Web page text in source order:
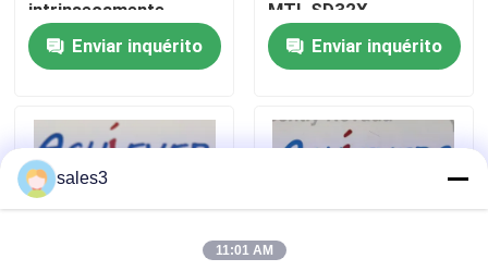
Solicite um orçamento
News
ALLEN BRADLEY PLC Produtos
PEPPERL FUCHS Barreira isolada
intrinsecamente
seguro
Enviar inquérito
MTL SD32X
Enviar inquérito
sales3
11:01 AM